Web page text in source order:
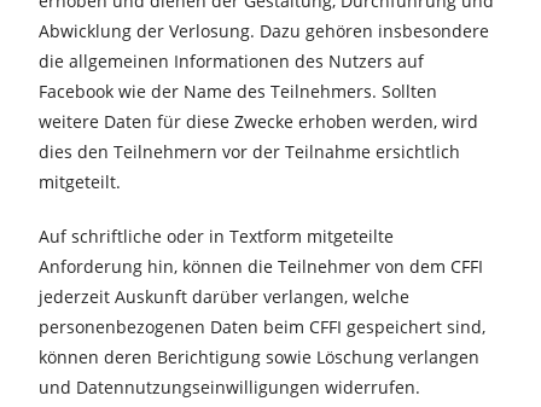
Abwicklung der Verlosung. Dazu gehören insbesondere
die allgemeinen Informationen des Nutzers auf
Facebook wie der Name des Teilnehmers. Sollten
weitere Daten für diese Zwecke erhoben werden, wird
dies den Teilnehmern vor der Teilnahme ersichtlich
mitgeteilt.
Auf schriftliche oder in Textform mitgeteilte
Anforderung hin, können die Teilnehmer von dem CFFI
jederzeit Auskunft darüber verlangen, welche
personenbezogenen Daten beim CFFI gespeichert sind,
können deren Berichtigung sowie Löschung verlangen
und Datennutzungseinwilligungen widerrufen.